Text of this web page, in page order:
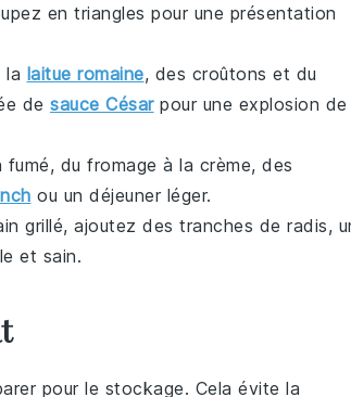
en triangles pour une présentation
la laitue romaine, des croûtons et du
de sauce Césarpour une explosion de
du fromage à la crème, des
ou un déjeuner léger.
grillé, ajoutez des tranches de radis,
et sain.
pour le stockage. Cela évite la